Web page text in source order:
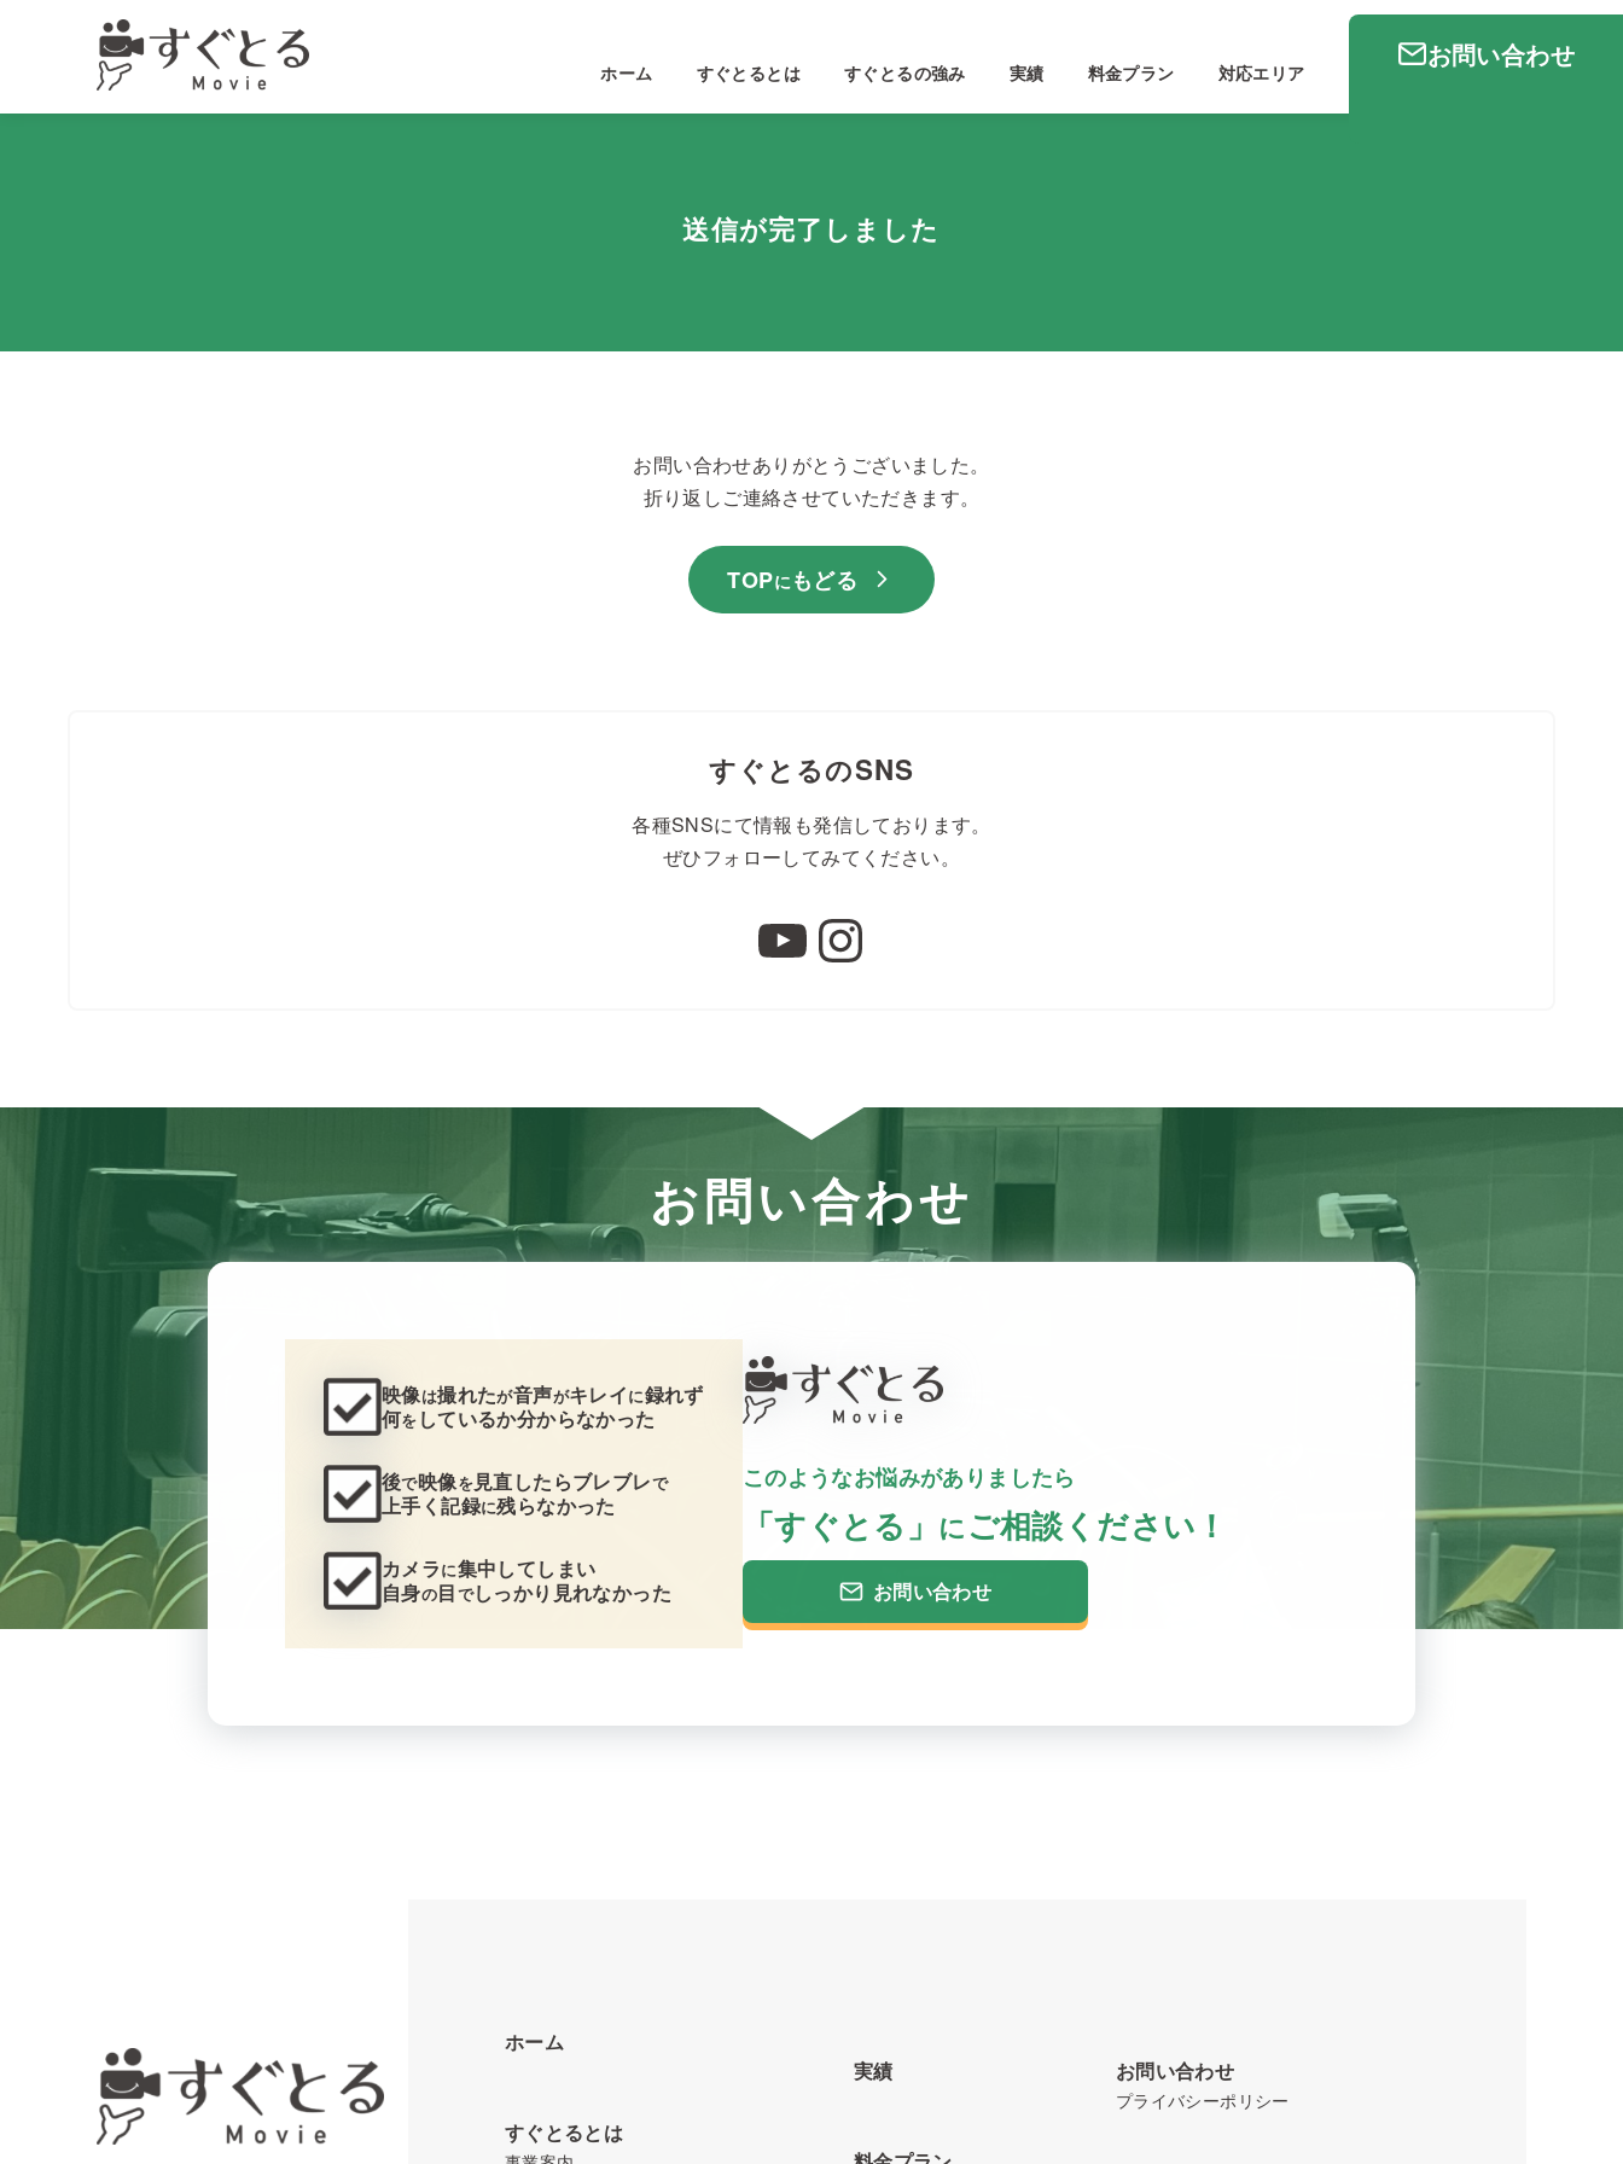
動
ホーム すぐとるとは すぐとるの強み 実績 料金プラン 対応エリア
お問い合わせ
送信が完了しました
お問い合わせありがとうございました。
折り返しご連絡させていただきます。
TOPにもどる
すぐとるのSNS
各種SNSにて情報も発信しております。
ぜひフォローしてみてください。
YouTube Instagram
お問い合わせ
映像は撮れたが音声がキレイに録れず
何を しているか分からなかった
後で映像を見直したらブレブレで
上手く記録に残らなかった
カメラに集中してしまい
自身の目でしっかり見れなかった
このようなお悩みがありましたら
「すぐとる」 にご相談ください！
お問い合わせ
ホーム
すぐとるとは
実績 お問い合わせ
プライバシーポリシー